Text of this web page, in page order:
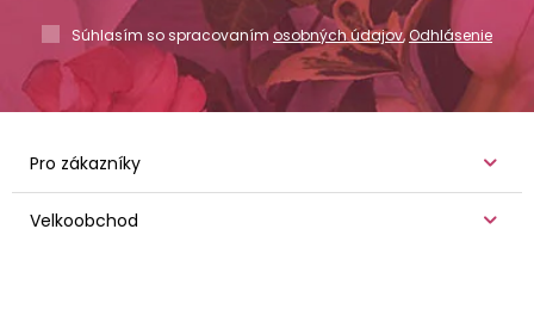
Súhlasím so spracovaním osobných údajov,Odhlásenie
Pro zákazníky
Velkoobchod